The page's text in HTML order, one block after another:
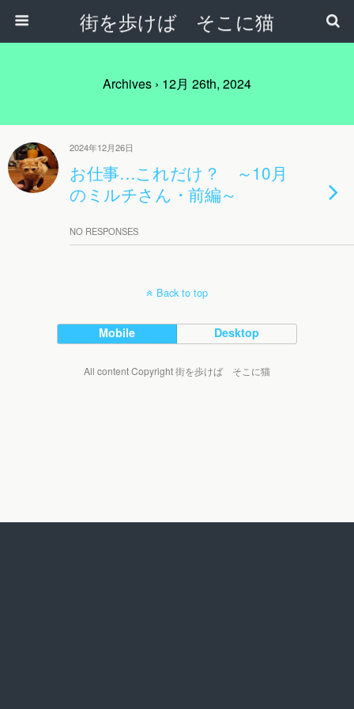
街を歩けば そこに猫
Archives › 12月 26th, 2024
2024年12月26日
お仕事…これだけ？ ～10月
のミルチさん・前編～
NO RESPONSES
Back to top
Mobile Desktop
All content Copyright 街を歩けば そこに猫